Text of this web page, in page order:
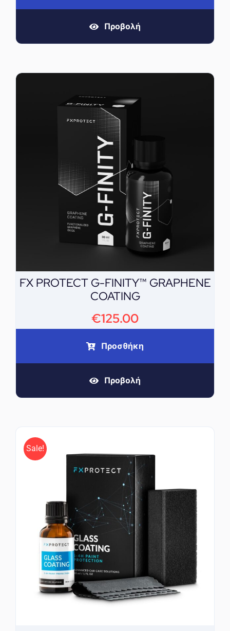
Προβολή
FX PROTECT G-FINITY™ GRAPHENE
COATING
€125.00
Προσθήκη
Προβολή
Sale!